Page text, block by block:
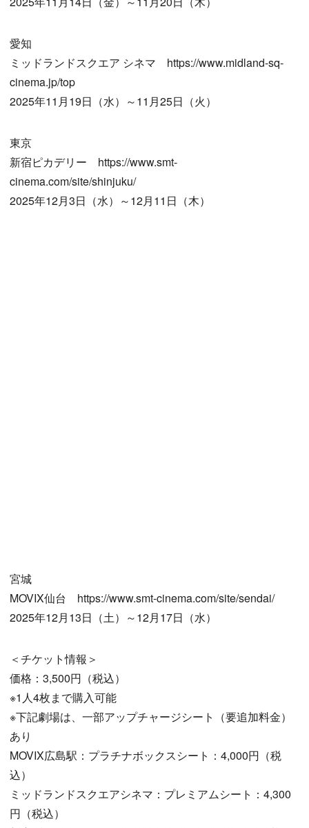
愛知
ミッドランドスクエア シネマ https://www.midland-sq-
cinema.jp/top
2025年11月19日（水）～11月25日（火）
東京
新宿ピカデリー https://www.smt-
cinema.com/site/shinjuku/
2025年12月3日（水）～12月11日（木）
宮城
MOVIX仙台 https://www.smt-cinema.com/site/sendai/
2025年12月13日（土）～12月17日（水）
＜チケット情報＞
価格：3,500円（税込）
※1人4枚まで購入可能
※下記劇場は、一部アップチャージシート（要追加料金）
あり
MOVIX広島駅：プラチナボックスシート：4,000円（税
込）
ミッドランドスクエアシネマ：プレミアムシート：4,300
円（税込）